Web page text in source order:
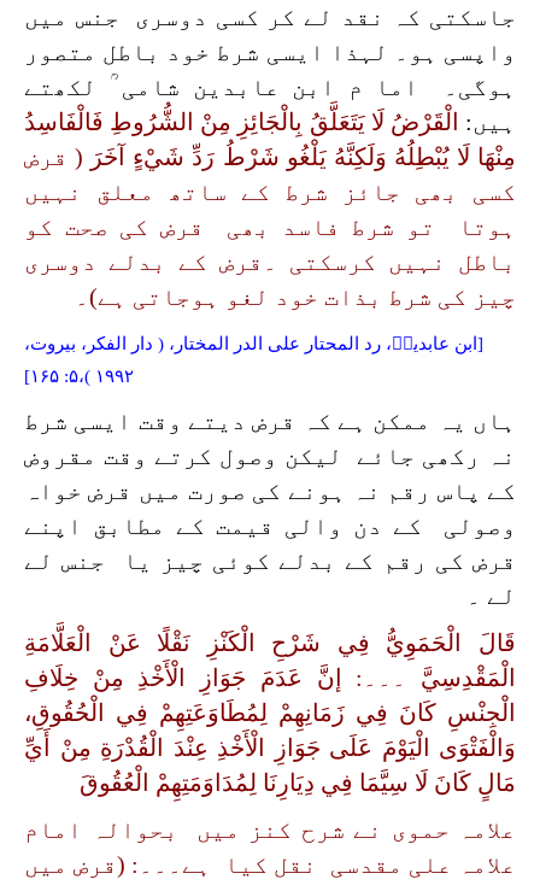
جاسکتی کہ نقد لے کر کسی دوسری جنس میں
واپسی ہو۔ لہذا ایسی شرط خود باطل متصور
ہوگی۔ اما م ابن عابدین شامی ؒ لکھتے
ہیں: الْقَرْضُ لَا يَتَعَلَّقُ بِالْجَائِزِ مِنْ الشُّرُوطِ فَالْفَاسِدُ
مِنْهَا لَا يُبْطِلُهُ وَلَكِنَّهُ يَلْغُو شَرْطُ رَدِّ شَيْءٍ آخَرَ ( قرض
کسی بھی جائز شرط کے ساتھ معلق نہیں
ہوتا تو شرط فاسد بھی قرض کی صحت کو
باطل نہیں کرسکتی ۔قرض کے بدلے دوسری
چیز کی شرط بذات خود لغو ہوجاتی ہے)۔
[ابن عابدینؒ، رد المحتار على الدر المختار ، ( دار الفكر، بيروت،
۱۹۹۲ )،۵: ۱۶۵]
ہاں یہ ممکن ہے کہ قرض دیتے وقت ایسی شرط
نہ رکھی جائے لیکن وصول کرتے وقت مقروض
کے پاس رقم نہ ہونے کی صورت میں قرض خواہ
وصولی کے دن والی قیمت کے مطابق اپنے
قرض کی رقم کے بدلے کوئی چیز یا جنس لے
لے ۔
قَالَ الْحَمَوِيُّ فِي شَرْحِ الْكَنْزِ نَقْلًا عَنْ الْعَلَّامَةِ
الْمَقْدِسِيَّ ۔۔۔: إنَّ عَدَمَ جَوَازِ الْأَخْذِ مِنْ خِلَافِ
الْجِنْسِ كَانَ فِي زَمَانِهِمْ لِمُطَاوَعَتِهِمْ فِي الْحُقُوقِ،
وَالْفَتْوَى الْيَوْمَ عَلَى جَوَازِ الْأَخْذِ عِنْدَ الْقُدْرَةِ مِنْ أَيِّ
مَالٍ كَانَ لَا سِيَّمَا فِي دِيَارِنَا لِمُدَاوَمَتِهِمْ الْعُقُوقَ
علامہ حموی نے شرح کنز میں بحوالہ امام
علامہ علی مقدسی نقل کیا ہے۔۔۔: (قرض میں